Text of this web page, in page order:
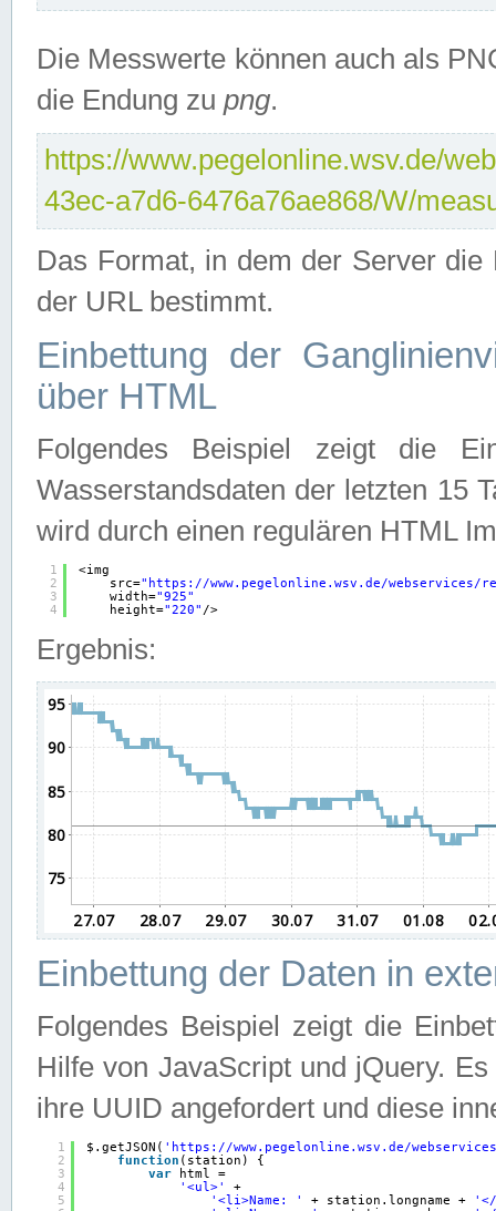
Die Messwerte können auch als
die Endung zu png.
https://www.pegelonline.wsv.de/
43ec-a7d6-6476a76ae868/W/
Das Format, in dem der Server
der URL bestimmt.
Einbettung der
über HTML
Folgendes Beispiel zeigt die
Wasserstandsdaten der letzten 15
wird durch einen regulären HTML
1
2
3
4
<img
src=" https://www.pegelonline.wsv.de/webservices/
width="925"
height="220" />
Ergebnis:
Einbettung der Daten in
Folgendes Beispiel zeigt die
Hilfe von JavaScript und jQuery.
ihre UUID angefordert und diese
1
2
3
4
5
$.getJSON( ' https://www.pegelonline.wsv.de/
function (station) {
var
html =
'<ul>'
+
'<li>Name: '
+ station.longname +